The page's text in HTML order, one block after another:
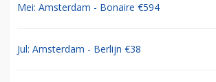
Mei: Amsterdam - Bonaire €594
Jul: Amsterdam - Berlijn €38